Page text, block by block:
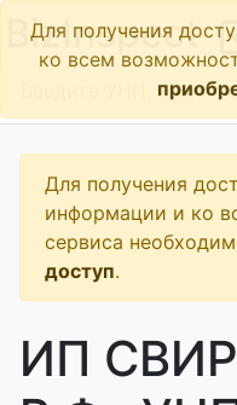
BizInspect
Для получения
ко всем
Для получения
информации и ко
сервиса
доступ.
ИП